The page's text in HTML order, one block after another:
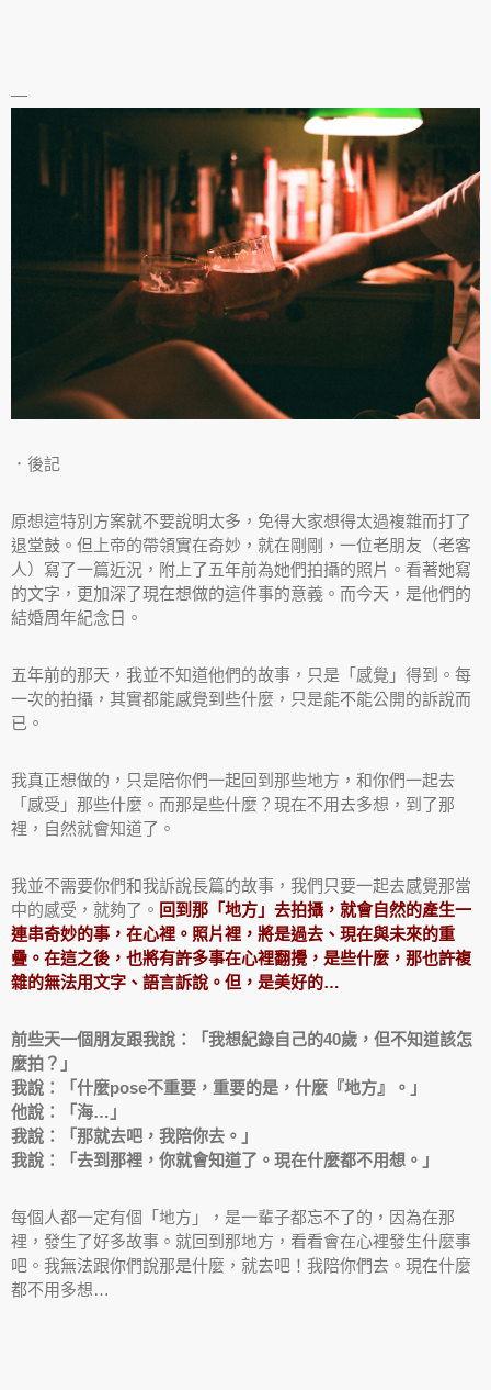
—
．後記
原想這特別方案就不要說明太多，免得大家想得太過複雜而打了
退堂鼓。但上帝的帶領實在奇妙，就在剛剛，一位老朋友（老客
人）寫了一篇近況，附上了五年前為她們拍攝的照片。看著她寫
的文字，更加深了現在想做的這件事的意義。而今天，是他們的
結婚周年紀念日。
五年前的那天，我並不知道他們的故事，只是「感覺」得到。每
一次的拍攝，其實都能感覺到些什麼，只是能不能公開的訴說而
已。
我真正想做的，只是陪你們一起回到那些地方，和你們一起去
「感受」那些什麼。而那是些什麼？現在不用去多想，到了那
裡，自然就會知道了。
我並不需要你們和我訴說長篇的故事，我們只要一起去感覺那當
中的感受，就夠了。 回到那「地方」去拍攝，就會自然的產生一
連串奇妙的事，在心裡。照片裡，將是過去、現在與未來的重
疊。在這之後，也將有許多事在心裡翻攪，是些什麼，那也許複
雜的無法用文字、語言訴說。但，是美好的…
前些天一個朋友跟我說：「我想紀錄自己的40歲，但不知道該怎
麼拍？」
我說：「什麼pose不重要，重要的是，什麼『地方』。」
他說：「海…」
我說：「那就去吧，我陪你去。」
我說：「去到那裡，你就會知道了。現在什麼都不用想。」
每個人都一定有個「地方」，是一輩子都忘不了的，因為在那
裡，發生了好多故事。就回到那地方，看看會在心裡發生什麼事
吧。我無法跟你們說那是什麼，就去吧！我陪你們去。現在什麼
都不用多想…